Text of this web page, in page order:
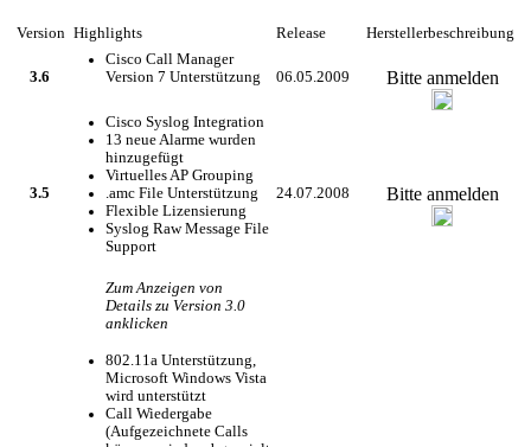
Version Highlights Release Herstellerbeschreibung
3.6
Cisco Call Manager
Version 7 Unterstützung
06.05.2009 Bitte anmelden
3.5
Cisco Syslog Integration
13 neue Alarme wurden
hinzugefügt
Virtuelles AP Grouping
.amc File Unterstützung
Flexible Lizensierung
Syslog Raw Message File
Support
24.07.2008 Bitte anmelden
Zum Anzeigen von
Details zu Version 3.0
anklicken
802.11a Unterstützung,
Microsoft Windows Vista
wird unterstützt
Call Wiedergabe
(Aufgezeichnete Calls